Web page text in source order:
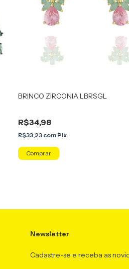
BRINCO ZIRCONIA LBRSGL
R$34,98
R$33,23 com Pix
Newsletter
Cadastre-se e receba as